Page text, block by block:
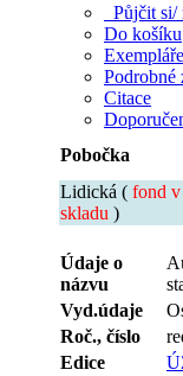
Půjčit si/
Do košíku
Exempláře
Podrobné
Citace
Pobočka
Lidická ( fond
skladu )
Údaje o
názvu
Vyd.údaje
Roč., číslo
Edice